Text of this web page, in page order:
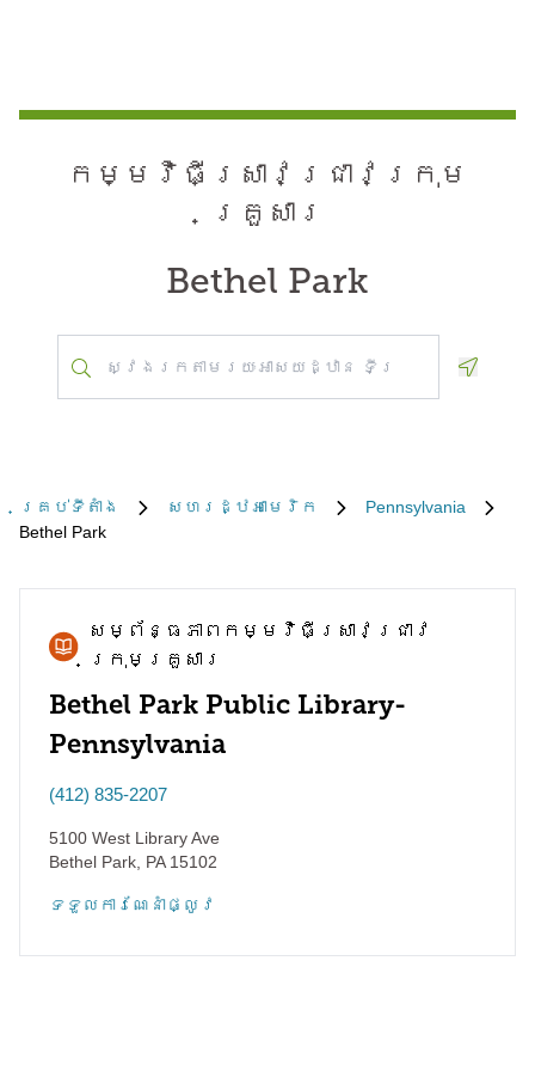
កម្មវិធី​ស្រាវជ្រាវ​ក្រុម
គ្រួសារ
Bethel Park
គ្រប់​ទីតាំង សហរដ្ឋអាមេរិក
Pennsylvania
Bethel Park
សម្ព័ន្ធភាព​កម្មវិធី​ស្រាវជ្រាវ​
ក្រុមគ្រួសារ
Bethel Park Public Library-
Pennsylvania
(412) 835-2207
5100 West Library Ave
Bethel Park PA15102
ទទួល​ការណែនាំ​ផ្លូវ